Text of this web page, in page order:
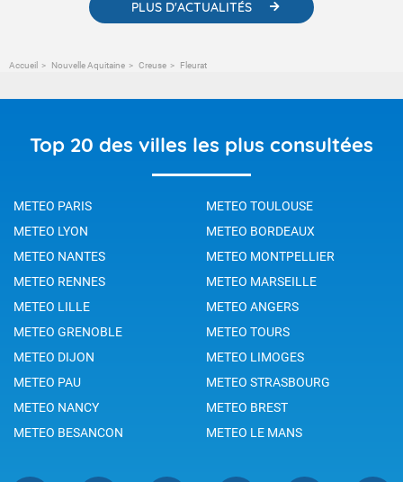
PLUS D'ACTUALITÉS
Accueil Nouvelle Aquitaine Creuse Fleurat
Top 20 des villes les plus consultées
METEO PARIS
METEO TOULOUSE
METEO LYON
METEO BORDEAUX
METEO NANTES
METEO MONTPELLIER
METEO RENNES
METEO MARSEILLE
METEO LILLE
METEO ANGERS
METEO GRENOBLE
METEO TOURS
METEO DIJON
METEO LIMOGES
METEO PAU
METEO STRASBOURG
METEO NANCY
METEO BREST
METEO BESANCON
METEO LE MANS